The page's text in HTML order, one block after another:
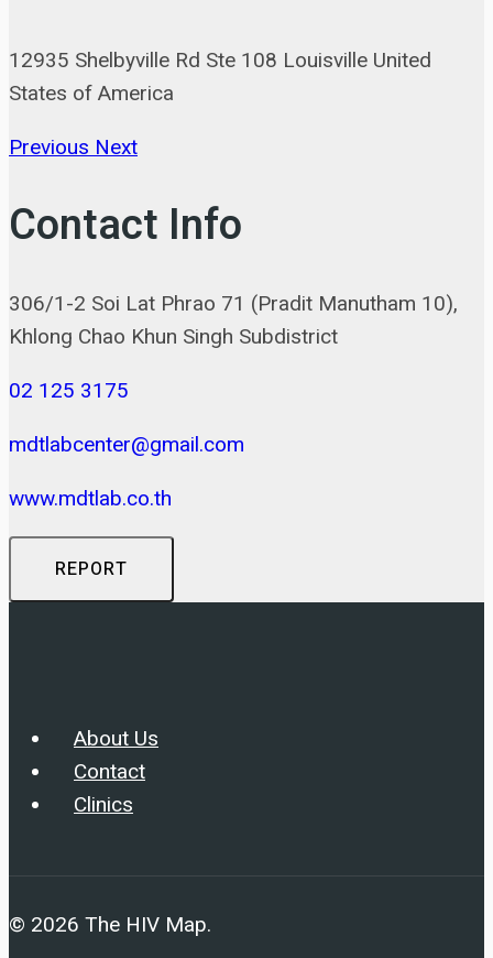
12935 Shelbyville Rd Ste 108 Louisville United
States of America
Previous Next
Contact Info
306/1-2 Soi Lat Phrao 71 (Pradit Manutham 10),
Khlong Chao Khun Singh Subdistrict
02 125 3175
mdtlabcenter@gmail.com
www.mdtlab.co.th
REPORT
About Us
Contact
Clinics
© 2026 The HIV Map.